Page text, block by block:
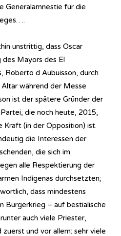
Generalamnestie für die
unstrittig, dass Oscar
des Mayors des El
Roberto d Aubuisson, durch
während der Messe
ist der spätere Gründer der
die noch heute, 2015,
Kraft (in der Opposition) ist.
die Interessen der
die sich im
alle Respektierung der
Indígenas durchsetzten;
dass mindestens
Bürgerkrieg – auf bestialische
auch viele Priester,
und vor allem: sehr viele